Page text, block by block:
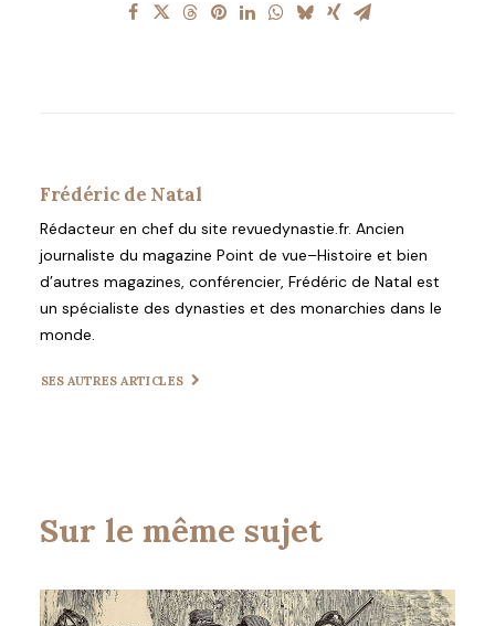
Frédéric de Natal
Rédacteur en chef du site revuedynastie.fr. Ancien
journaliste du magazine Point de vue–Histoire et bien
d’autres magazines, conférencier, Frédéric de Natal est
un spécialiste des dynasties et des monarchies dans le
monde.
SES AUTRES ARTICLES
Sur le même sujet